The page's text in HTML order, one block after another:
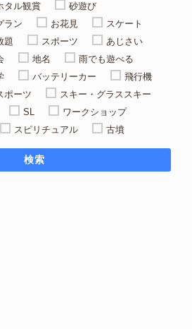
タル観賞
砂遊び
ラン お花見
スケート
題 スポーツ
あじさい
地名
雨でも遊べる
バッテリーカー
飛行機
ポーツ
スキー・グラススキー
SL
ワークショップ
スピリチュアル 古墳
検索